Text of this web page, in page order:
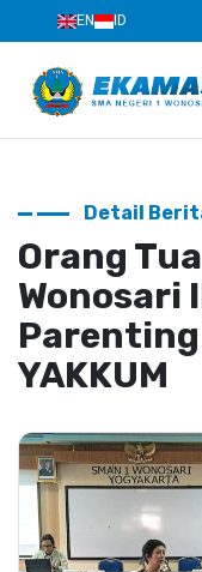
EN ID
Detail
Orang
Wonosari
YAKKUM